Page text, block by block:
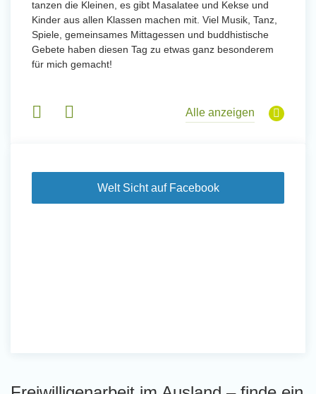
tanzen die Kleinen, es gibt Masalatee und Kekse und
Kinder aus allen Klassen machen mit. Viel Musik, Tanz,
Spiele, gemeinsames Mittagessen und buddhistische
Gebete haben diesen Tag zu etwas ganz besonderem
für mich gemacht!
Alle anzeigen
Welt Sicht auf Facebook